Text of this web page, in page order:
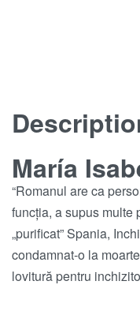
María
“Romanul are ca
funcția, a supus multe
„purificat” Spania,
condamnat-o la
lovitură pentru